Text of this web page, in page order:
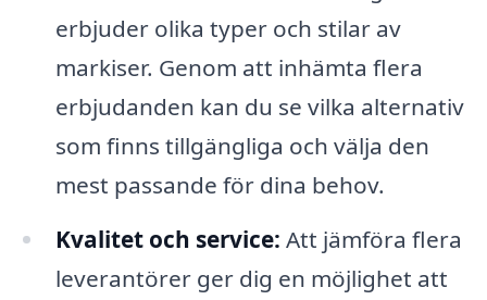
erbjuder olika typer och stilar av
markiser. Genom att inhämta flera
erbjudanden kan du se vilka alternativ
som finns tillgängliga och välja den
mest passande för dina behov.
Kvalitet och service: Att jämföra flera
leverantörer ger dig en möjlighet att